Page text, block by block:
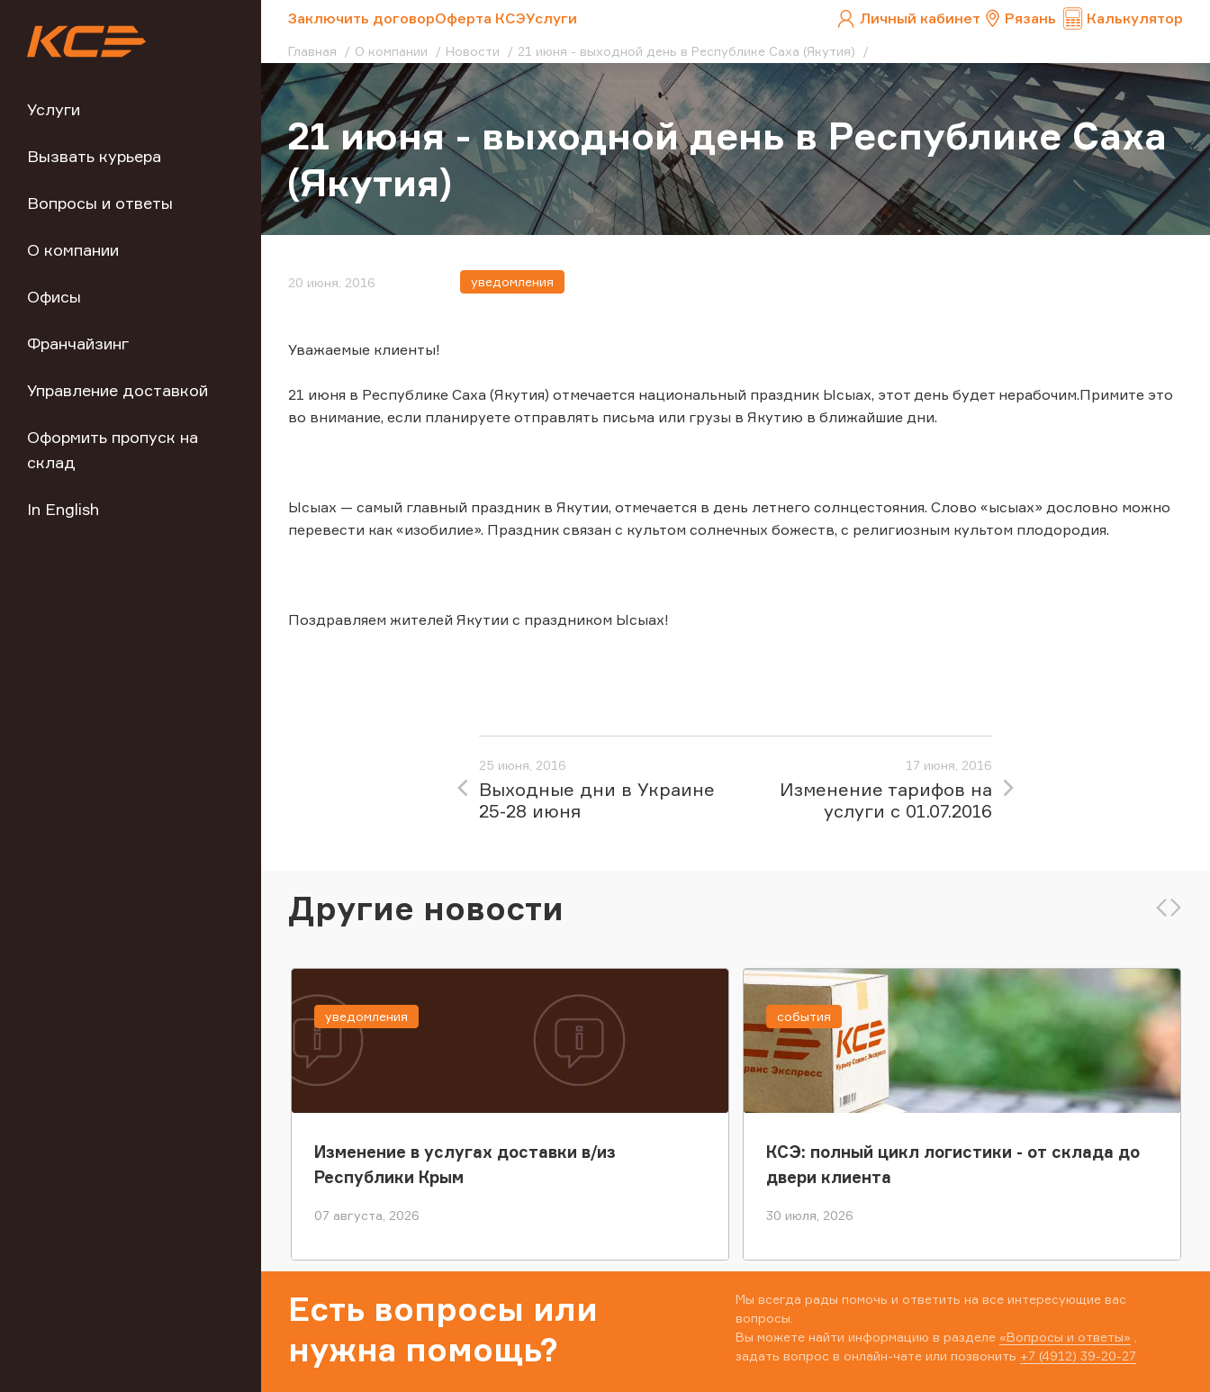
Услуги
Вызвать курьера
Вопросы и ответы
О компании
Офисы
Франчайзинг
Управление доставкой
Оформить пропуск на
склад
In English
Заключить договорОферта КСЭУслуги Личный кабинет Рязань Калькулятор
Главная О компании Новости 21 июня - выходной день в Республике Саха (Якутия)
21 июня - выходной день в Республике Саха
(Якутия)
20 июня, 2016 уведомления
Уважаемые клиенты!
21 июня в Республике Саха (Якутия) отмечается национальный праздник Ысыах, этот день будет нерабочим.Примите это
во внимание, если планируете отправлять письма или грузы ​в Якутию в ближайшие дни.
Ысыах — самый главный праздник в Якутии, отмечается в день летнего солнцестояния. Слово «ысыах» дословно можно
перевести как «изобилие». Праздник связан с культом солнечных божеств, с религиозным культом плодородия.
Поздравляем жителей Якутии с праздником Ысыах!
25 июня, 2016
Выходные дни в Украине
25-28 июня
17 июня, 2016
Изменение тарифов на
услуги c 01.07.2016
Другие новости
Изменение в услугах доставки в/из
Республики Крым
07 августа, 2026
уведомления
КСЭ: полный цикл логистики - от склада до
двери клиента
30 июля, 2026
события
Есть вопросы или
нужна помощь?
Мы всегда рады помочь и ответить на все интересующие вас
вопросы.
Вы можете найти информацию в разделе «Вопросы и ответы»
задать вопрос в онлайн-чате или позвонить +7 (4912) 39-20-27